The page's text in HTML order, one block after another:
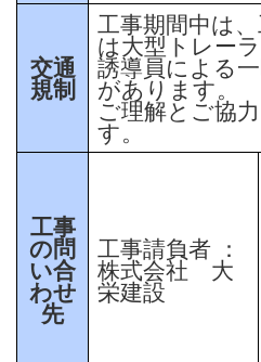
交通
規制
工事期間中は
は大型トレー
誘導員による
があります。
ご理解とご協
す。
工事
の問
い合
わせ
先
工事請負者 ：
株式会社 大
栄建設